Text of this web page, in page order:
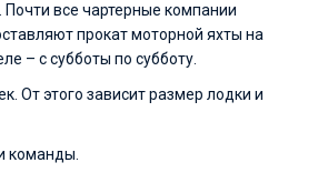
Почти все чартерные компании
прокат моторной яхты на
– с субботы по субботу.
От этого зависит размер лодки и
команды.